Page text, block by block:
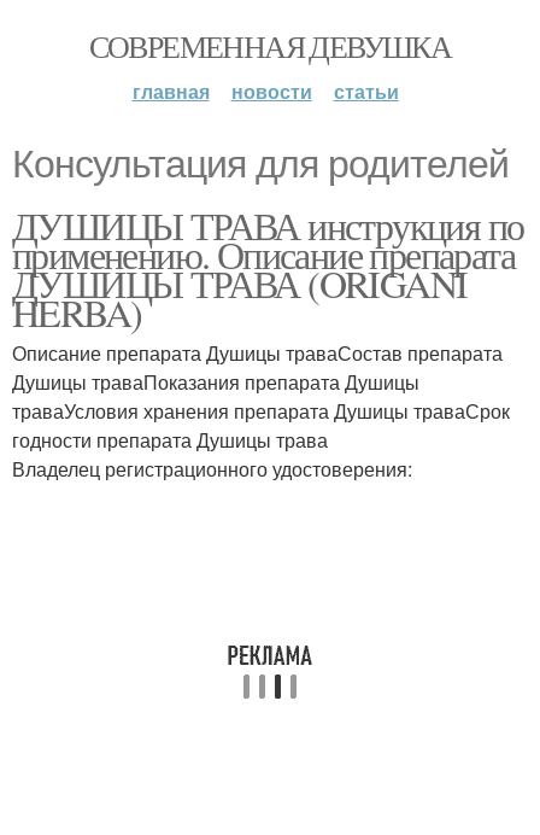
СОВРЕМЕННАЯ ДЕВУШКА
главная новости статьи
Консультация для родителей
ДУШИЦЫ ТРАВА инструкция по
применению. Описание препарата
ДУШИЦЫ ТРАВА (ORIGANI
HERBA)
Описание препарата Душицы траваСостав препарата
Душицы траваПоказания препарата Душицы
траваУсловия хранения препарата Душицы траваСрок
годности препарата Душицы трава
Владелец регистрационного удостоверения: